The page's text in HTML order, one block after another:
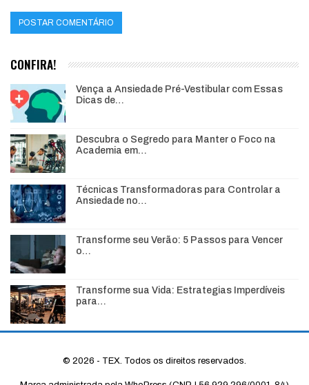
CONFIRA!
Vença a Ansiedade Pré-Vestibular com Essas
Dicas de…
Descubra o Segredo para Manter o Foco na
Academia em…
Técnicas Transformadoras para Controlar a
Ansiedade no…
Transforme seu Verão: 5 Passos para Vencer
o…
Transforme sua Vida: Estrategias Imperdíveis
para…
© 2026 - TEX. Todos os direitos reservados.